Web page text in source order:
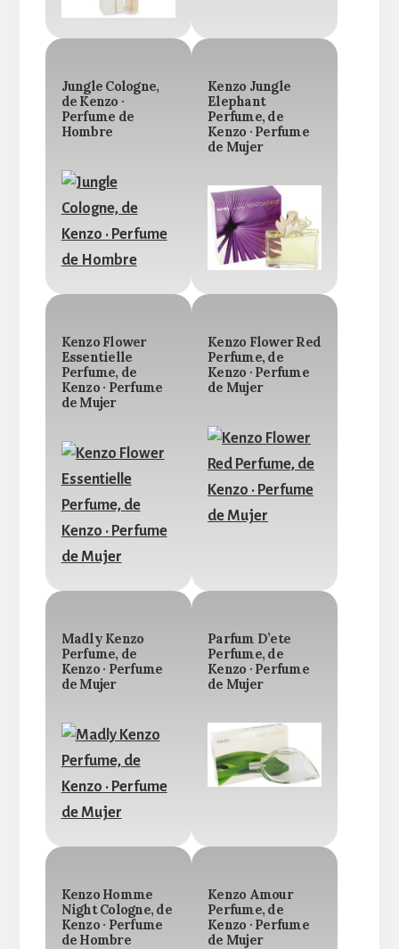
Jungle Cologne,
de Kenzo ·
Perfume de
Hombre
Kenzo Jungle
Elephant
Perfume, de
Kenzo · Perfume
de Mujer
Kenzo Flower
Essentielle
Perfume, de
Kenzo · Perfume
de Mujer
Kenzo Flower Red
Perfume, de
Kenzo · Perfume
de Mujer
Madly Kenzo
Perfume, de
Kenzo · Perfume
de Mujer
Parfum D’ete
Perfume, de
Kenzo · Perfume
de Mujer
Kenzo Homme
Night Cologne, de
Kenzo · Perfume
de Hombre
Kenzo Amour
Perfume, de
Kenzo · Perfume
de Mujer